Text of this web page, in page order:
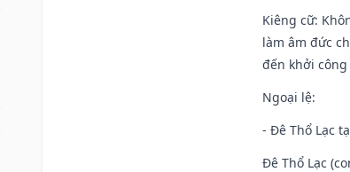
Kiêng cữ:
làm âm đức
đến khởi
Ngoại lệ:
- Đê Thổ Lạc
Đê Thổ Lạc